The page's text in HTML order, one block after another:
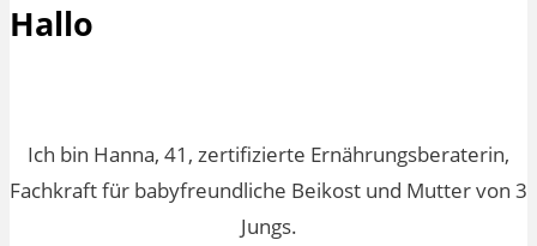
Hallo
Ich bin Hanna, 41, zertifizierte Ernährungsberaterin,
Fachkraft für babyfreundliche Beikost und Mutter von 3
Jungs.